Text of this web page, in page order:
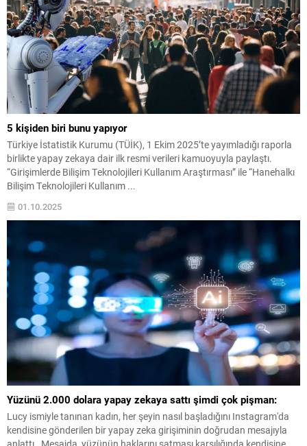
5 kişiden biri bunu yapıyor
Türkiye İstatistik Kurumu (TÜİK), 1 Ekim 2025’te yayımladığı raporla
birlikte yapay zekaya dair ilk resmi verileri kamuoyuyla paylaştı.
“Girişimlerde Bilişim Teknolojileri Kullanım Araştırması” ile “Hanehalkı
Bilişim Teknolojileri Kullanım ...
01.10.2025
Yüzünü 2.000 dolara yapay zekaya sattı şimdi çok pişman:
Lucy ismiyle tanınan kadın, her şeyin nasıl başladığını Instagram'da
kendisine gönderilen bir yapay zeka girişiminin doğrudan mesajıyla
anlattı . Mesajda, yüzünün haklarını satması karşılığında kendisine